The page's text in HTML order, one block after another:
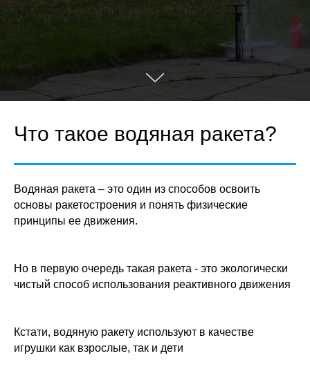
Что такое водяная ракета?
Водяная ракета – это один из способов освоить
основы ракетостроения и понять физические
принципы ее движения.
Но в первую очередь такая ракета - это экологически
чистый способ использования реактивного движения
Кстати, водяную ракету используют в качестве
игрушки как взрослые, так и дети